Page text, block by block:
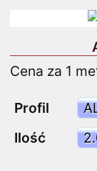
Zaloguj
Cena za 1
Profil
Ilość